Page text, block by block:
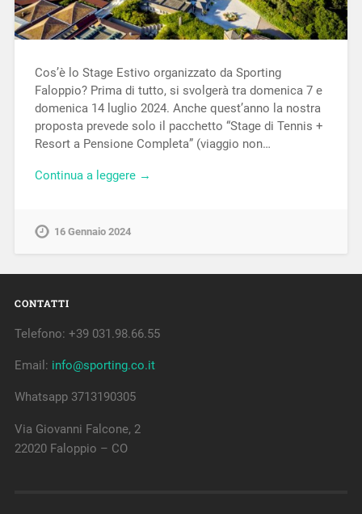
Cos’è lo Stage Estivo organizzato da Sporting
Faloppio? Prima di tutto, si svolgerà tra domenica 7 e
domenica 14 luglio 2024. Anche quest’anno la nostra
proposta prevede solo il pacchetto “Stage di Tennis +
Resort a Pensione Completa” (viaggio non…
Continua a leggere →
16 Gennaio 2024
CONTATTI
Telefono: +39 031.98.66.55
Email: info@sporting.co.it
Whatsapp 3713190305
Via Giovanni Falcone, 2
22020 Faloppio – CO